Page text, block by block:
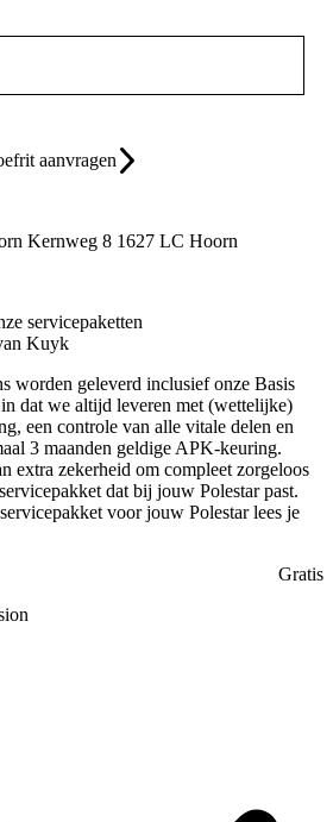
aanvragen
Kernweg 8 1627 LC Hoorn
servicepaketten
Kuyk
worden geleverd inclusief onze Basis
dat we altijd leveren met (wettelijke)
een controle van alle vitale delen en
3 maanden geldige APK-keuring.
extra zekerheid om compleet zorgeloos
dat bij jouw Polestar past.
voor jouw Polestar lees je
Gratis